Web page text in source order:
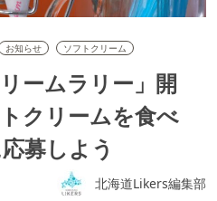
お知らせ ソフトクリーム
ームラリー」開
クリームを食べ
募しよう
北海道Likers編集部